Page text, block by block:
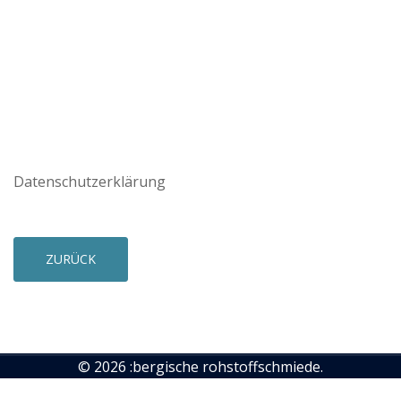
Datenschutzerklärung
ZURÜCK
© 2026 :bergische rohstoffschmiede.